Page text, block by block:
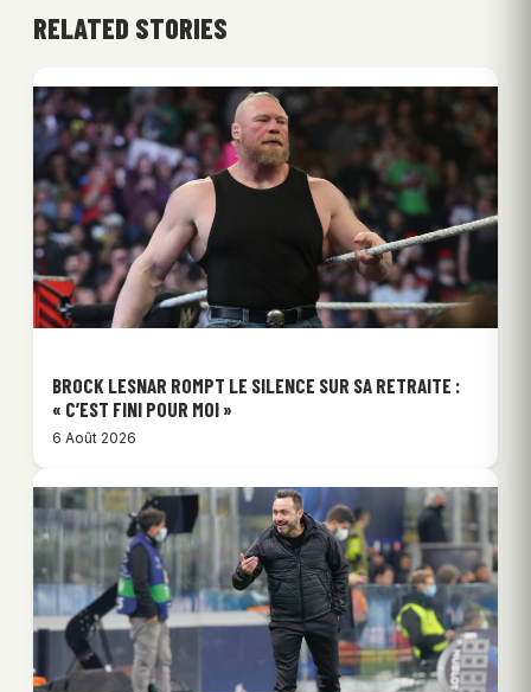
RELATED STORIES
BROCK LESNAR ROMPT LE SILENCE SUR SA RETRAITE :
« C’EST FINI POUR MOI »
6 Août 2026